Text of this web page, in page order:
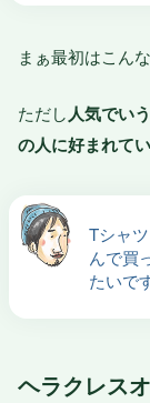
まぁ最初はこん
ただし人気でい
の人に好まれて
Tシャ
んで買
たいで
ヘラクレス